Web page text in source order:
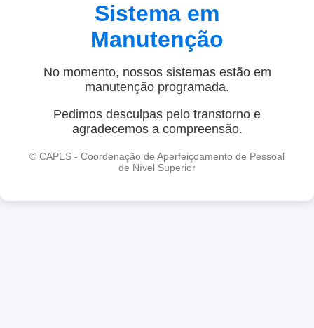
Sistema em
Manutenção
No momento, nossos sistemas estão em
manutenção programada.
Pedimos desculpas pelo transtorno e
agradecemos a compreensão.
© CAPES - Coordenação de Aperfeiçoamento de Pessoal
de Nível Superior